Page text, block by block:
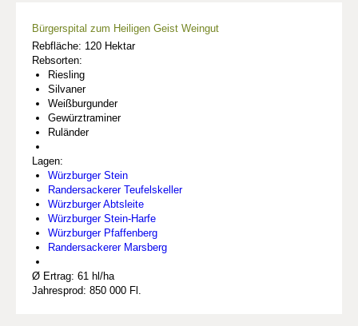
Bürgerspital zum Heiligen Geist Weingut
Rebfläche: 120 Hektar
Rebsorten:
Riesling
Silvaner
Weißburgunder
Gewürztraminer
Ruländer
Lagen:
Würzburger Stein
Randersackerer Teufelskeller
Würzburger Abtsleite
Würzburger Stein-Harfe
Würzburger Pfaffenberg
Randersackerer Marsberg
Ø Ertrag: 61 hl/ha
Jahresprod: 850 000 Fl.